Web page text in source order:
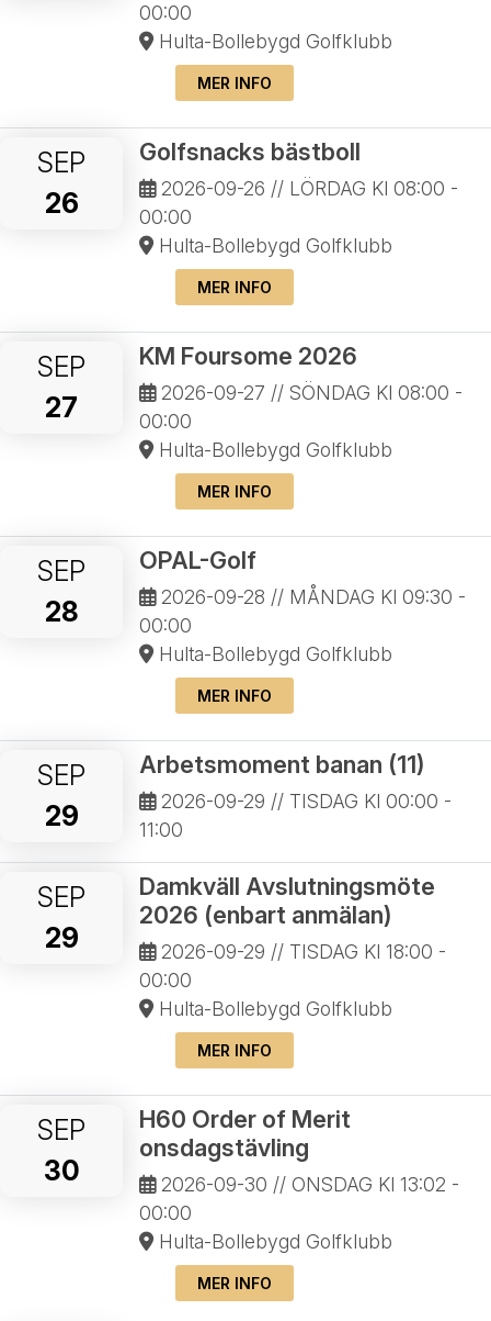
00:00
Hulta-Bollebygd Golfklubb
MER INFO
SEP
26
Golfsnacks bästboll
2026-09-26 // LÖRDAG Kl 08:00 -
00:00
Hulta-Bollebygd Golfklubb
MER INFO
SEP
27
KM Foursome 2026
2026-09-27 // SÖNDAG Kl 08:00 -
00:00
Hulta-Bollebygd Golfklubb
MER INFO
SEP
28
OPAL-Golf
2026-09-28 // MÅNDAG Kl 09:30 -
00:00
Hulta-Bollebygd Golfklubb
MER INFO
SEP
29
Arbetsmoment banan (11)
2026-09-29 // TISDAG Kl 00:00 -
11:00
SEP
29
Damkväll Avslutningsmöte
2026 (enbart anmälan)
2026-09-29 // TISDAG Kl 18:00 -
00:00
Hulta-Bollebygd Golfklubb
MER INFO
SEP
30
H60 Order of Merit
onsdagstävling
2026-09-30 // ONSDAG Kl 13:02 -
00:00
Hulta-Bollebygd Golfklubb
MER INFO